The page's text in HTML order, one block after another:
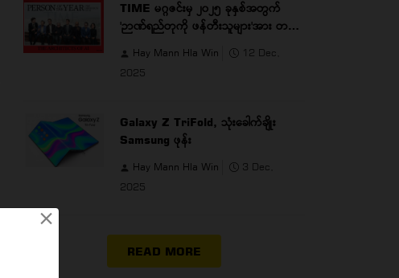
×
TIME မဂ္ဂဇင်းမှ ၂၀၂၅ ခုနှစ်အတွက်
'ဉာဏ်ရည်တုကို ဖန်တီးသူများ'အား တစ်
အဖြစ် သတ်မှတ်
Hay Mann Hla Win
12 Dec,
2025
Galaxy Z TriFold, သုံးခေါက်ချိုး
Samsung ဖုန်း
Hay Mann Hla Win
3 Dec,
2025
READ MORE